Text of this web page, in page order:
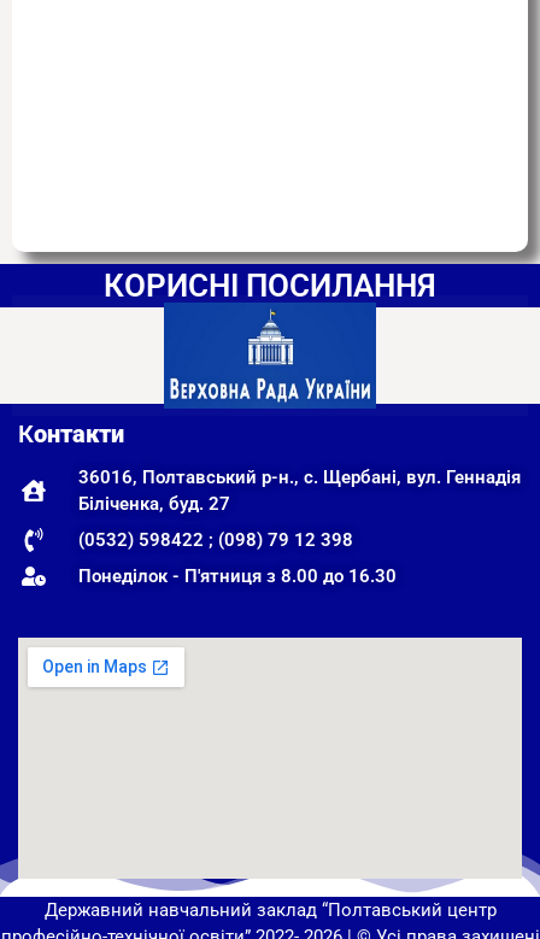
КОРИСНІ ПОСИЛАННЯ
Контакти
36016, Полтавський р-н., с. Щербані, вул. Геннадія
Біліченка, буд. 27
(0532) 598422 ; (098) 79 12 398
Понеділок - П'ятниця з 8.00 до 16.30
Державний навчальний заклад “Полтавський центр